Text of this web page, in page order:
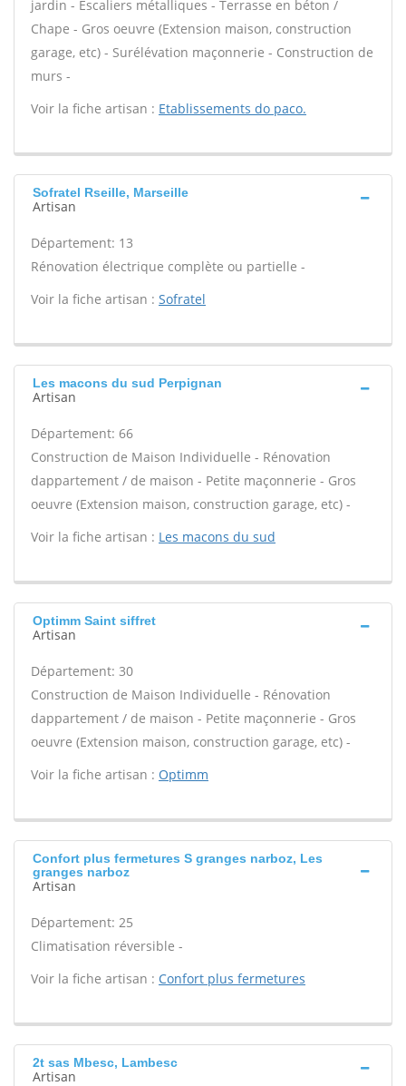
jardin - Escaliers métalliques - Terrasse en béton /
Chape - Gros oeuvre (Extension maison, construction
garage, etc) - Surélévation maçonnerie - Construction de
murs -
Voir la fiche artisan : Etablissements do paco.
Sofratel Rseille, Marseille
Artisan
Département: 13
Rénovation électrique complète ou partielle -
Voir la fiche artisan : Sofratel
Les macons du sud Perpignan
Artisan
Département: 66
Construction de Maison Individuelle - Rénovation
dappartement / de maison - Petite maçonnerie - Gros
oeuvre (Extension maison, construction garage, etc) -
Voir la fiche artisan : Les macons du sud
Optimm Saint siffret
Artisan
Département: 30
Construction de Maison Individuelle - Rénovation
dappartement / de maison - Petite maçonnerie - Gros
oeuvre (Extension maison, construction garage, etc) -
Voir la fiche artisan : Optimm
Confort plus fermetures S granges narboz, Les
granges narboz
Artisan
Département: 25
Climatisation réversible -
Voir la fiche artisan : Confort plus fermetures
2t sas Mbesc, Lambesc
Artisan